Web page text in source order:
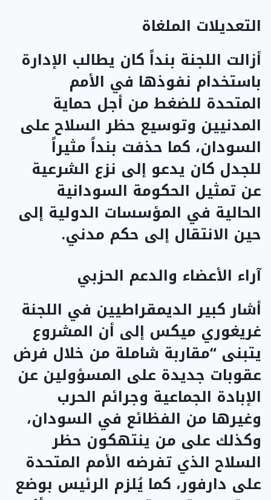
التعديلات الملغاة
أزالت اللجنة بنداً كان يطالب الإدارة
باستخدام نفوذها في الأمم
المتحدة للضغط من أجل حماية
المدنيين وتوسيع حظر السلاح على
السودان، كما حذفت بنداً مثيراً
للجدل كان يدعو إلى نزع الشرعية
عن تمثيل الحكومة السودانية
الحالية في المؤسسات الدولية إلى
حين الانتقال إلى حكم مدني.
آراء الأعضاء والدعم الحزبي
أشار كبير الديمقراطيين في اللجنة
غريغوري ميكس إلى أن المشروع
يتبنى “مقاربة شاملة من خلال فرض
عقوبات جديدة على المسؤولين عن
الإبادة الجماعية وجرائم الحرب
وغيرها من الفظائع في السودان،
وكذلك على من ينتهكون حظر
السلاح الذي تفرضه الأمم المتحدة
على دارفور، كما يُلزم الرئيس بوضع